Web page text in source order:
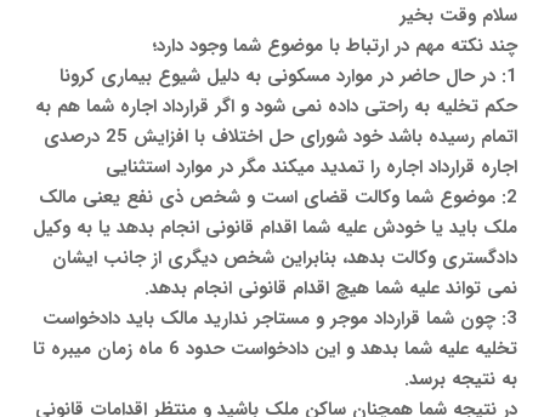
سلام وقت بخیر
چند نکته مهم در ارتباط با موضوع شما وجود دارد؛
1: در حال حاضر در موارد مسکونی به دلیل شیوع بیماری کرونا
حکم تخلیه به راحتی داده نمی شود و اگر قرارداد اجاره شما هم به
اتمام رسیده باشد خود شورای حل اختلاف با افزایش 25 درصدی
اجاره قرارداد اجاره را تمدید میکند مگر در موارد استثنایی
2: موضوع شما وکالت قضای است و شخص ذی نفع یعنی مالک
ملک باید یا خودش علیه شما اقدام قانونی انجام بدهد یا به وکیل
دادگستری وکالت بدهد، بنابراین شخص دیگری از جانب ایشان
نمی تواند علیه شما هیچ اقدام قانونی انجام بدهد.
3: چون شما قرارداد موجر و مستاجر ندارید مالک باید دادخواست
تخلیه علیه شما بدهد و این دادخواست حدود 6 ماه زمان میبره تا
به نتیجه برسد.
در نتیجه شما همچنان ساکن ملک باشید و منتظر اقدامات قانونی